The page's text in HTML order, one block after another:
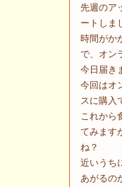
先週のア
ートしま
時間がか
で、オン
今日届き
今回はオ
スに購入
これから
てみます
ね？
近いうち
あがるの